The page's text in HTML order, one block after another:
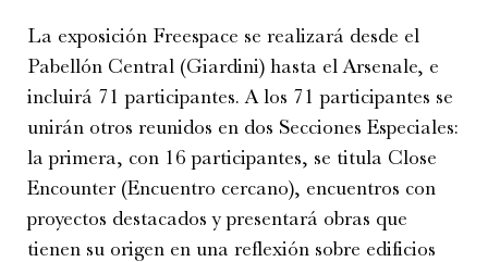
La exposición Freespace se realizará desde el
Pabellón Central (Giardini) hasta el Arsenale, e
incluirá 71 participantes. A los 71 participantes se
unirán otros reunidos en dos Secciones Especiales:
la primera, con 16 participantes, se titula Close
Encounter (Encuentro cercano), encuentros con
proyectos destacados y presentará obras que
tienen su origen en una reflexión sobre edificios